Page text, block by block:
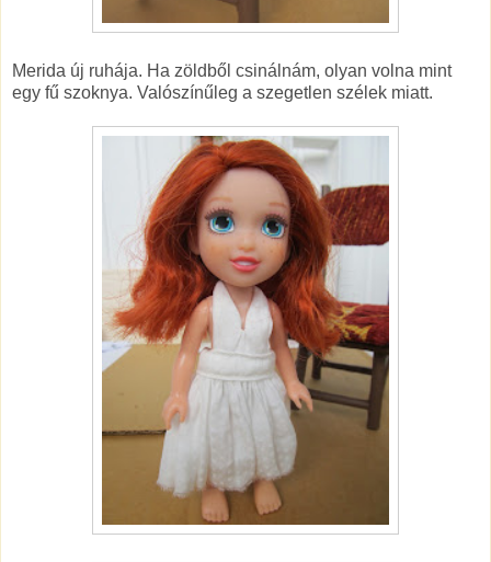
Merida új ruhája. Ha zöldből csinálnám, olyan volna mint
egy fű szoknya. Valószínűleg a szegetlen szélek miatt.